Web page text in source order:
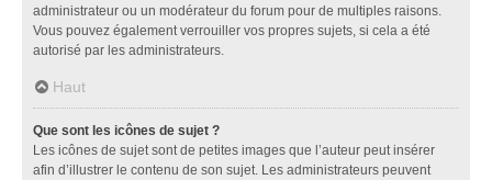
administrateur ou un modérateur du forum pour de multiples raisons.
Vous pouvez également verrouiller vos propres sujets, si cela a été
autorisé par les administrateurs.
Haut
Que sont les icônes de sujet ?
Les icônes de sujet sont de petites images que l’auteur peut insérer
afin d’illustrer le contenu de son sujet. Les administrateurs peuvent